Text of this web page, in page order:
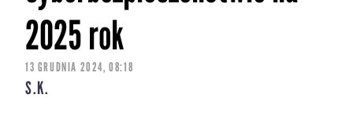
2025 rok
13 GRUDNIA 2024, 08:18
S.K.